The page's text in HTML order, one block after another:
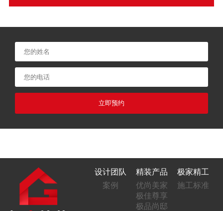
立即预约
设计团队
案例
精装产品
优尚美家
极佳尊享
极品尚邸
极家精工
施工标准